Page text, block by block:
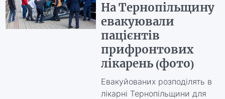
На Тернопільщину
евакуювали
пацієнтів
прифронтових
лікарень (фото)
Евакуйованих розподілять в
лікарні Тернопільщини для